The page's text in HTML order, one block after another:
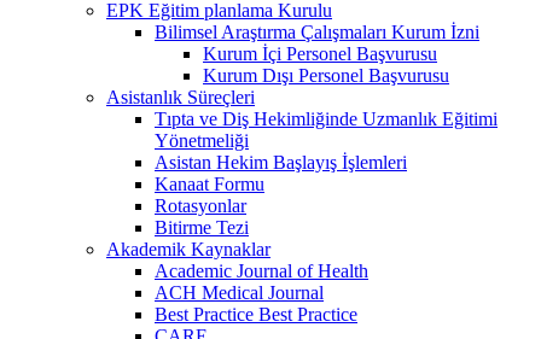
EPK Eğitim planlama Kurulu
Bilimsel Araştırma Çalışmaları Kurum İzni
Kurum İçi Personel Başvurusu
Kurum Dışı Personel Başvurusu
Asistanlık Süreçleri
Tıpta ve Diş Hekimliğinde Uzmanlık Eğitimi
Yönetmeliği
Asistan Hekim Başlayış İşlemleri
Kanaat Formu
Rotasyonlar
Bitirme Tezi
Akademik Kaynaklar
Academic Journal of Health
ACH Medical Journal
Best Practice Best Practice